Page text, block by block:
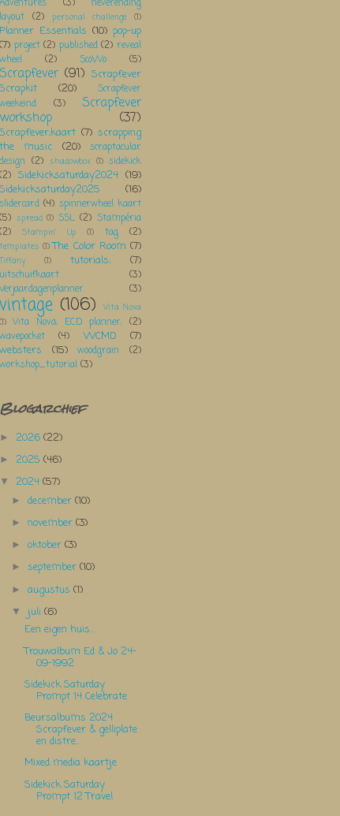
Adventures
(3)
neverending
layout (2) personal challenge (1)
Planner Essentials (10) pop-up
(7) project (2) published (2) reveal
wheel
(2) ScoWo (5)
Scrapfever (91) Scrapfever
Scrapkit
(20)
Scrapfever
weekeind
(3) Scrapfever
workshop (37)
Scrapfever;kaart (7) scrapping
the music
(20)
scraptacular
design (2) shadowbox (1) sidekick
(2) Sidekicksaturday2024 (19)
Sidekicksaturday2025
(16)
slidercard (4) spinnerwheel kaart
(5) spread (1) SSL (2) Stampéria
(2)
Stampin' Up (1) tag (2)
templates (1) The Color Room (7)
Tiffany (1) tutorials; (7)
uitschuifkaart
(3)
Verjaardagenplanner
(3)
vintage (106)
Vita Nova
(1) Vita Nova; ECD planner; (2)
wavepocket
(4) WCMD
(7)
websters
(15) woodgrain
(2)
workshop_tutorial (3)
Blogarchief
► 2026 (22)
► 2025 (46)
▼ 2024 (57)
►december(10)
►november(3)
►oktober(3)
►september(10)
►augustus(1)
▼ juli(6)
Een eigen huis...
Trouwalbum Ed & Jo 24-
09-1992
Sidekick Saturday
Prompt 14 Celebrate
Beursalbums 2024
Scrapfever & gelliplate
en distre...
Mixed media kaartje
Sidekick Saturday
Prompt 12 Travel